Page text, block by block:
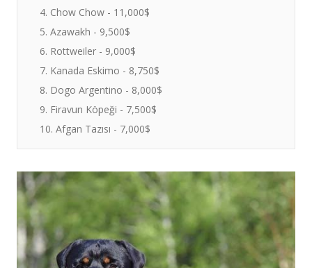
4. Chow Chow - 11,000$
5. Azawakh - 9,500$
6. Rottweiler - 9,000$
7. Kanada Eskimo - 8,750$
8. Dogo Argentino - 8,000$
9. Firavun Köpeği - 7,500$
10. Afgan Tazısı - 7,000$